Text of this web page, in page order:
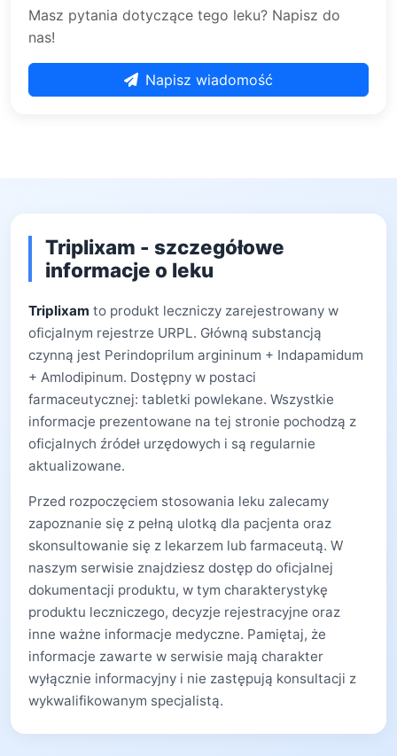
Masz pytania dotyczące tego leku? Napisz do
nas!
Napisz wiadomość
Triplixam - szczegółowe
informacje o leku
Triplixam to produkt leczniczy zarejestrowany w
oficjalnym rejestrze URPL. Główną substancją
czynną jest Perindoprilum argininum + Indapamidum
+ Amlodipinum. Dostępny w postaci
farmaceutycznej: tabletki powlekane. Wszystkie
informacje prezentowane na tej stronie pochodzą z
oficjalnych źródeł urzędowych i są regularnie
aktualizowane.
Przed rozpoczęciem stosowania leku zalecamy
zapoznanie się z pełną ulotką dla pacjenta oraz
skonsultowanie się z lekarzem lub farmaceutą. W
naszym serwisie znajdziesz dostęp do oficjalnej
dokumentacji produktu, w tym charakterystykę
produktu leczniczego, decyzje rejestracyjne oraz
inne ważne informacje medyczne. Pamiętaj, że
informacje zawarte w serwisie mają charakter
wyłącznie informacyjny i nie zastępują konsultacji z
wykwalifikowanym specjalistą.